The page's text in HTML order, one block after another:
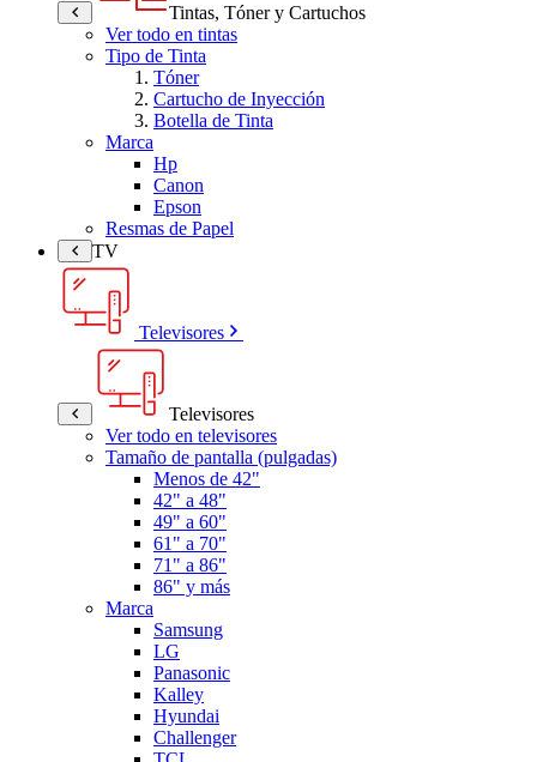
Tintas, Tóner y Cartuchos
Ver todo en tintas
Tipo de Tinta
Tóner
Cartucho de Inyección
Botella de Tinta
Marca
Hp
Canon
Epson
Resmas de Papel
TV
Televisores
Televisores
Ver todo en televisores
Tamaño de pantalla (pulgadas)
Menos de 42"
42" a 48"
49" a 60"
61" a 70"
71" a 86"
86" y más
Marca
Samsung
LG
Panasonic
Kalley
Hyundai
Challenger